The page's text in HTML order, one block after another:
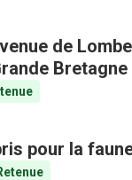
de
Bretagne
pour la